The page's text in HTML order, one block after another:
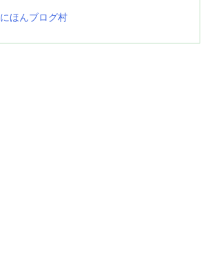
にほんブログ村